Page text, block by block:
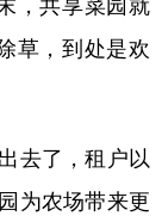
草，到处是欢
去了，租户以
为农场带来更